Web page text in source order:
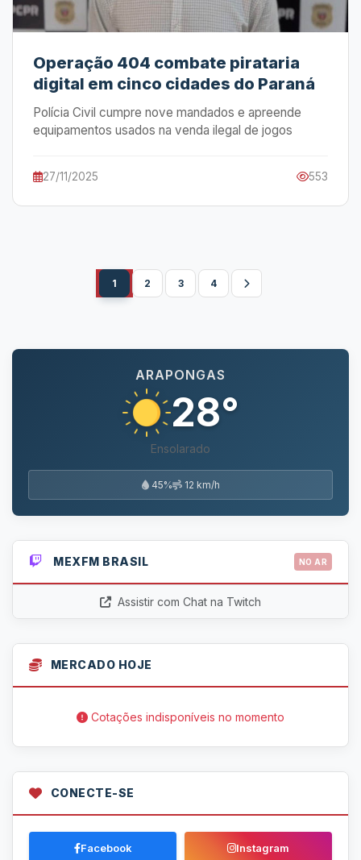
Operação 404 combate pirataria
digital em cinco cidades do Paraná
Polícia Civil cumpre nove mandados e apreende
equipamentos usados na venda ilegal de jogos
27/11/2025 553
1 2 3 4
ARAPONGAS
28°
Ensolarado
45% 12 km/h
MEXFM BRASIL NO AR
Assistir com Chat na Twitch
MERCADO HOJE
Cotações indisponíveis no momento
CONECTE-SE
Facebook Instagram